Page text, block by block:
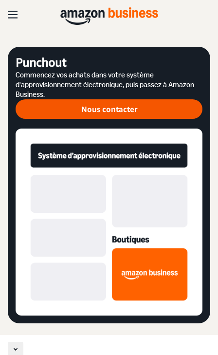
Punchout
Commencez vos achats dans votre système
d'approvisionnement électronique, puis passez à Amazon
Business.
Nous contacter